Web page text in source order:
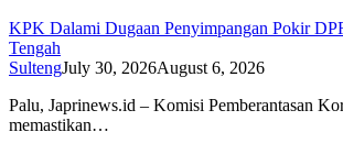
KPK Dalami Dugaan Penyimpangan Pokir
Tengah
SultengJuly 30, 2026August 6, 2026
Palu, Japrinews.id – Komisi Pemberantasan
memastikan…